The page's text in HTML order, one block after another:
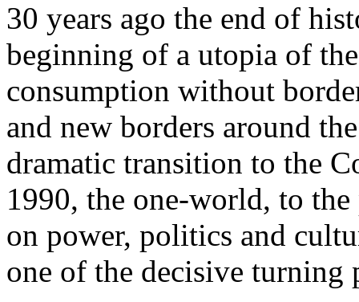
30 years ago the end of
beginning of a utopia of
consumption without
and new borders around
dramatic transition to the
1990, the one-world, to the
on power, politics and
one of the decisive turning